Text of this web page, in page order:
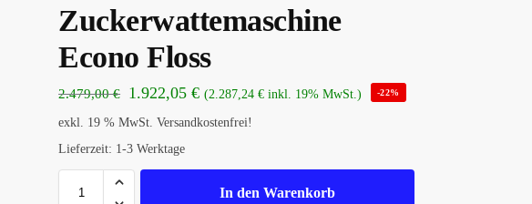
Zuckerwattemaschine
Econo Floss
2.479,00€ 1.922,05€ (2.287,24€ inkl. 19% MwSt.) -22%
exkl. 19 % MwSt. Versandkostenfrei!
Lieferzeit: 1-3 Werktage
In den Warenkorb